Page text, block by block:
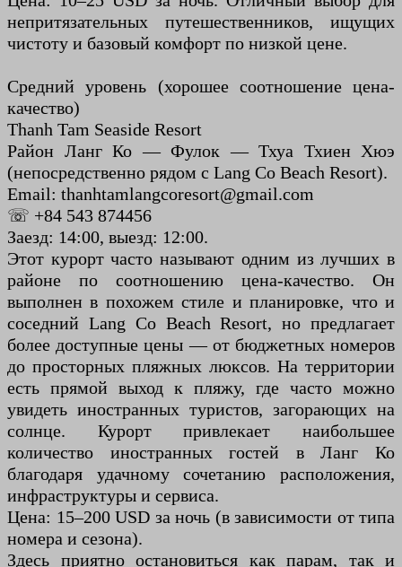
непритязательных путешественников, ищущих
чистоту и базовый комфорт по низкой цене.
Средний уровень (хорошее соотношение цена-
качество)
Thanh Tam Seaside Resort
Район Ланг Ко — Фулок — Тхуа Тхиен Хюэ
(непосредственно рядом с Lang Co Beach Resort).
Email: thanhtamlangcoresort@gmail.com
☏ +84 543 874456
Заезд: 14:00, выезд: 12:00.
Этот курорт часто называют одним из лучших в
районе по соотношению цена-качество. Он
выполнен в похожем стиле и планировке, что и
соседний Lang Co Beach Resort, но предлагает
более доступные цены — от бюджетных номеров
до просторных пляжных люксов. На территории
есть прямой выход к пляжу, где часто можно
увидеть иностранных туристов, загорающих на
солнце. Курорт привлекает наибольшее
количество иностранных гостей в Ланг Ко
благодаря удачному сочетанию расположения,
инфраструктуры и сервиса.
Цена: 15–200 USD за ночь (в зависимости от типа
номера и сезона).
Здесь приятно остановиться как парам, так и